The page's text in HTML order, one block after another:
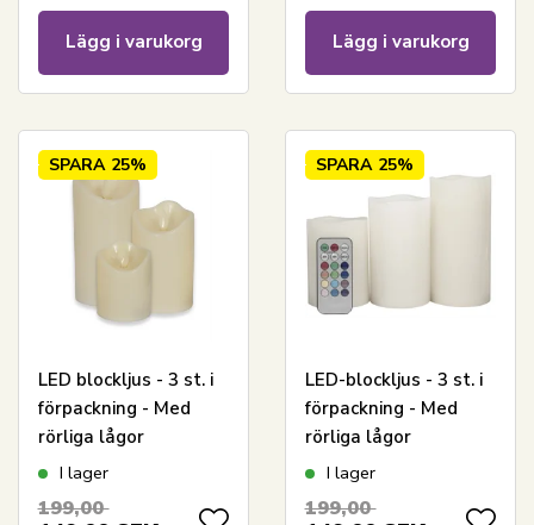
Lägg i varukorg Lägg i varukorg
SPARA 25%
LED blockljus - 3 st. i
förpackning - Med
rörliga lågor
I lager
199,00
SPARA 25%
LED-blockljus - 3 st. i
förpackning - Med
rörliga lågor
I lager
199,00